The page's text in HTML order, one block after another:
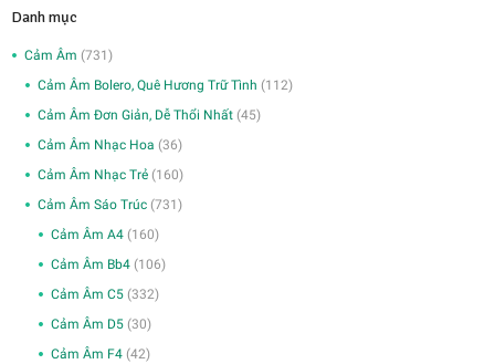
Danh mục
Cảm Âm (731)
Cảm Âm Bolero, Quê Hương Trữ Tình (112)
Cảm Âm Đơn Giản, Dễ Thổi Nhất (45)
Cảm Âm Nhạc Hoa (36)
Cảm Âm Nhạc Trẻ (160)
Cảm Âm Sáo Trúc (731)
Cảm Âm A4 (160)
Cảm Âm Bb4 (106)
Cảm Âm C5 (332)
Cảm Âm D5 (30)
Cảm Âm F4 (42)